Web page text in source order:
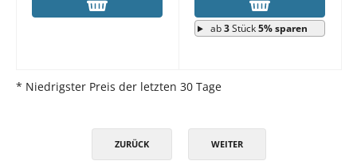
ab3Stück5% sparen
* Niedrigster Preis der letzten 30 Tage
ZURÜCK WEITER